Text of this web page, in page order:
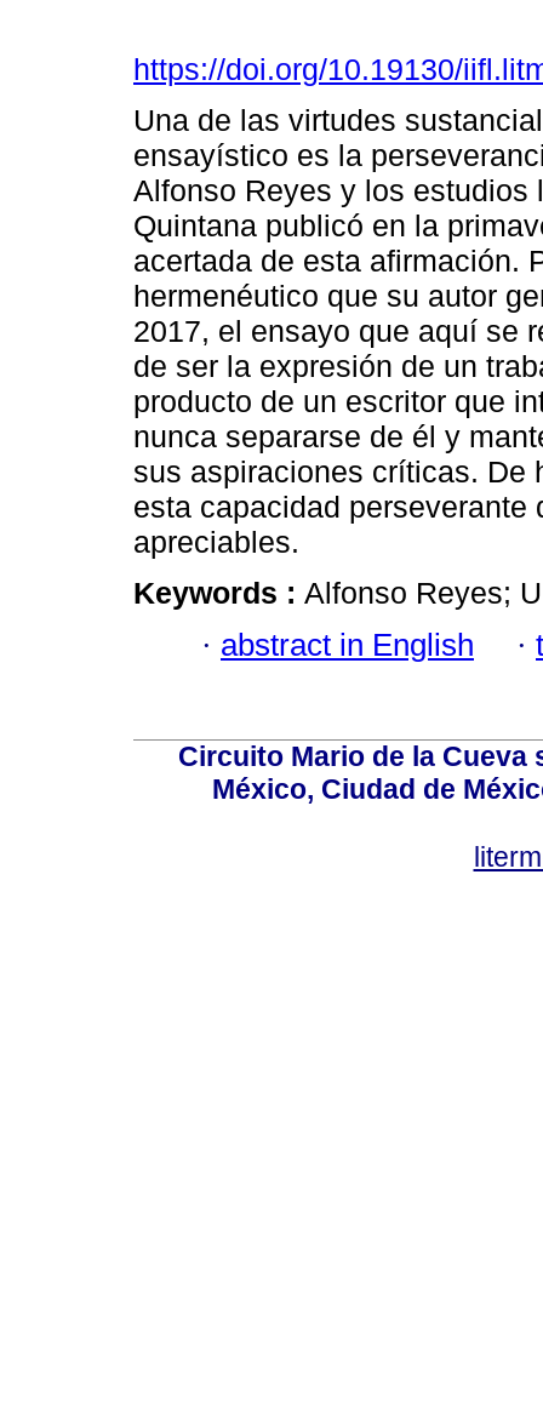
https://doi.org/10.19130/
Una de las virtudes
ensayístico es la
Alfonso Reyes y los estudios
Quintana publicó en la
acertada de esta afirmación.
hermenéutico que su autor
2017, el ensayo que aquí se
de ser la expresión de un
producto de un escritor que
nunca separarse de él y
sus aspiraciones críticas. De
esta capacidad
apreciables.
Keywords : Alfonso Reyes;
· abstract in English ·
Circuito Mario de la Cueva
México, Ciudad de